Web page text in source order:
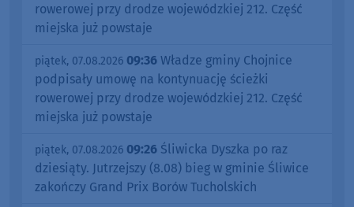
rowerowej przy drodze wojewódzkiej 212. Część
miejska już powstaje
piątek, 07.08.2026 09:36 Władze gminy Chojnice
podpisały umowę na kontynuację ścieżki
rowerowej przy drodze wojewódzkiej 212. Część
miejska już powstaje
piątek, 07.08.2026 09:26 Śliwicka Dyszka po raz
dziesiąty. Jutrzejszy (8.08) bieg w gminie Śliwice
zakończy Grand Prix Borów Tucholskich